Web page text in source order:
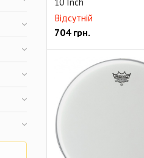
Відсутній
704грн.